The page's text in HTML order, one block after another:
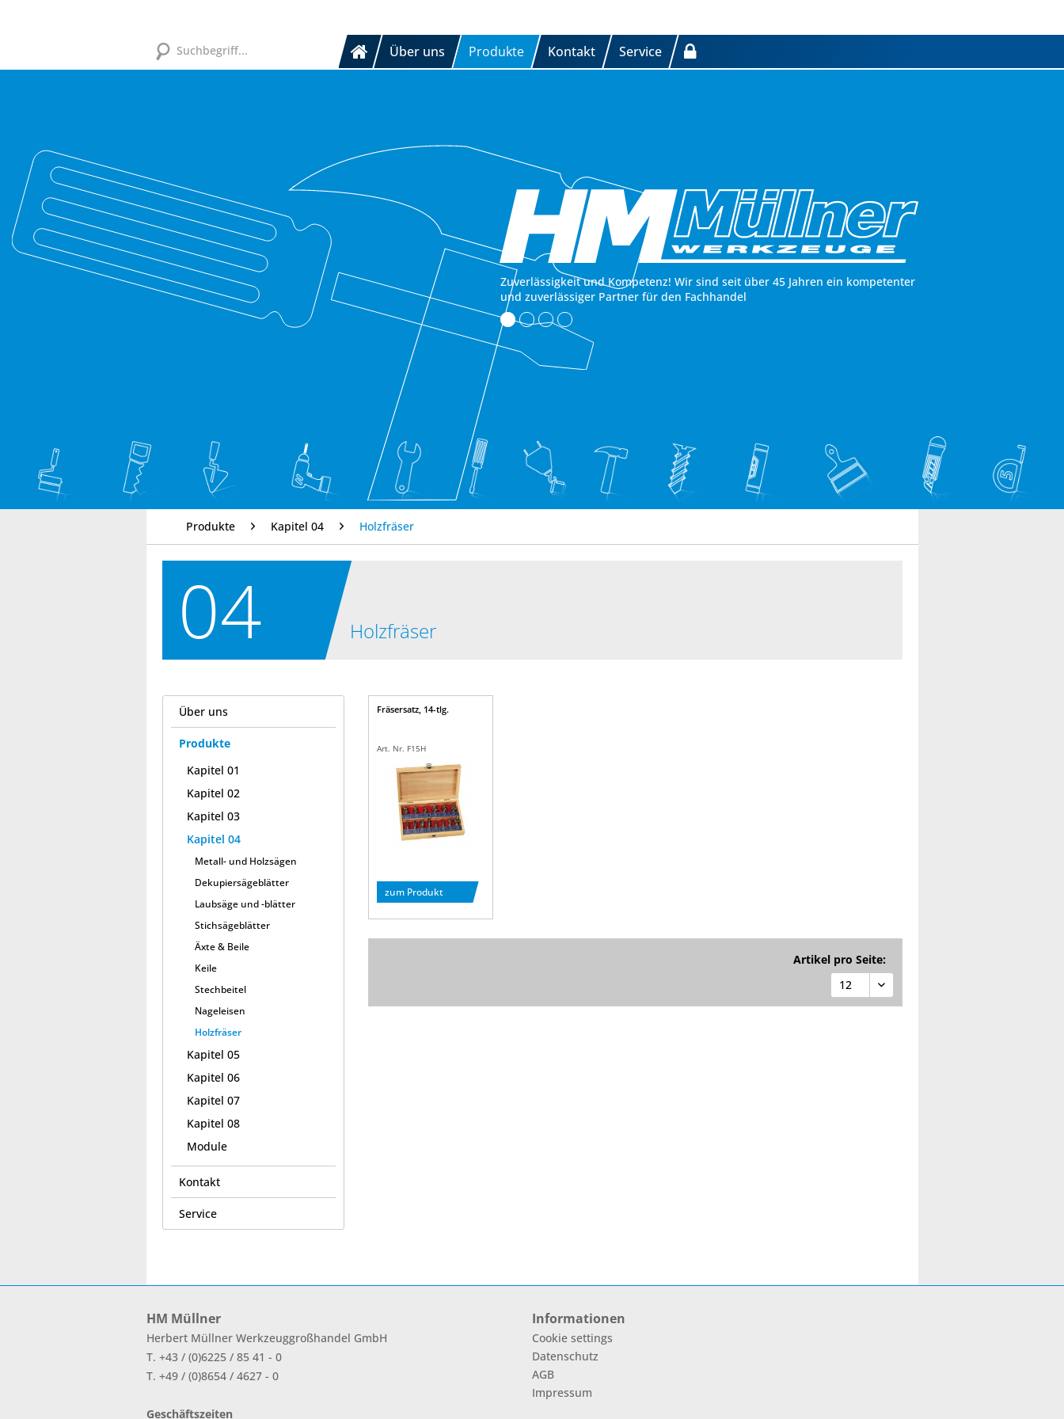
Über uns Produkte Kontakt Service
Zuverlässigkeit und Kompetenz! Wir sind seit über 45 Jahren ein kompetenter
und zuverlässiger Partner für den Fachhandel
Produkte Kapitel 04 Holzfräser
04 Holzfräser
Über uns
Produkte
Kapitel 01
Kapitel 02
Kapitel 03
Kapitel 04
Metall- und Holzsägen
Dekupiersägeblätter
Laubsäge und -blätter
Stichsägeblätter
Äxte & Beile
Keile
Stechbeitel
Nageleisen
Holzfräser
Kapitel 05
Kapitel 06
Kapitel 07
Kapitel 08
Module
Kontakt
Service
Fräsersatz, 14-tlg.
Art. Nr. F15H
zum Produkt
Artikel pro Seite:
HM Müllner
Herbert Müllner Werkzeuggroßhandel GmbH
T. +43 / (0)6225 / 85 41 - 0
T. +49 / (0)8654 / 4627 - 0
Geschäftszeiten
Informationen
Cookie settings
Datenschutz
AGB
Impressum